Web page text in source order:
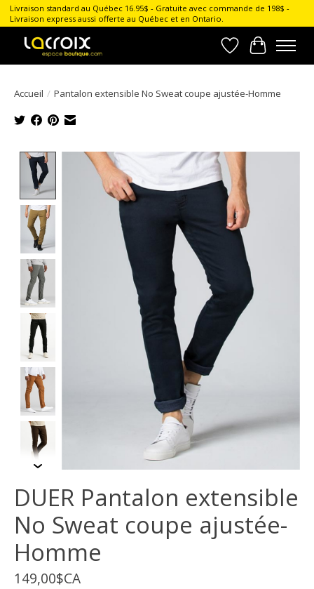
Livraison standard au Québec 16.95$ - Gratuite avec commande de 198$ -
Livraison express aussi offerte au Québec et en Ontario.
Liste dePanier
Accueil / Pantalon extensible No Sweat coupe ajustée-Homme
Product image slideshow Items
DUER Pantalon extensible
No Sweat coupe ajustée-
Homme
149,00$CA